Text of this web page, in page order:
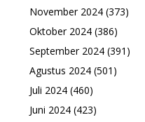
November 2024 (373)
Oktober 2024 (386)
September 2024 (391)
Agustus 2024 (501)
Juli 2024 (460)
Juni 2024 (423)